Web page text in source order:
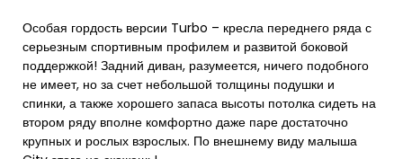
Особая гордость версии Turbo – кресла переднего ряда с
серьезным спортивным профилем и развитой боковой
поддержкой! Задний диван, разумеется, ничего подобного
не имеет, но за счет небольшой толщины подушки и
спинки, а также хорошего запаса высоты потолка сидеть на
втором ряду вполне комфортно даже паре достаточно
крупных и рослых взрослых. По внешнему виду малыша